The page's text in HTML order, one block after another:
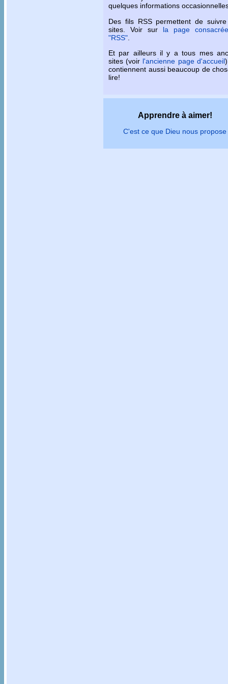
quelques informations
Des fils RSS permettent de
sites. Voir sur la page
"RSS"
Et par ailleurs il y a tous mes
sites (voir l'ancienne page d'accueil
contiennent aussi beaucoup de
lire!
Apprendre à aimer!
C'est ce que Dieu nous propose